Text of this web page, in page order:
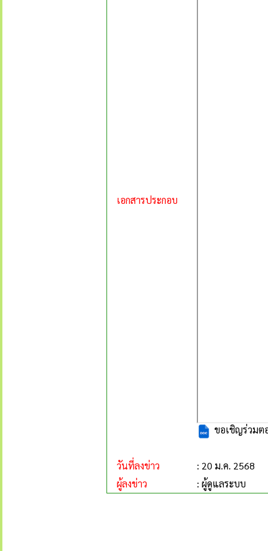
เอกสารประกอบ
ขอเชิญร่วมต
วันที่ลงข่าว
: 20 ม.ค. 2568
ผู้ลงข่าว
: ผู้ดูแลระบบ